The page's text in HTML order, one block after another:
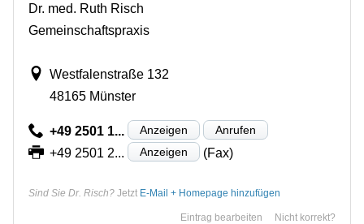
Dr. med. Ruth Risch
Gemeinschaftspraxis
Westfalenstraße 132
48165 Münster
+49 2501 1... Anzeigen Anrufen
+49 2501 2... Anzeigen (Fax)
Sind Sie Dr. Risch? Jetzt E-Mail + Homepage hinzufügen
Nicht korrekt?
Eintrag bearbeiten